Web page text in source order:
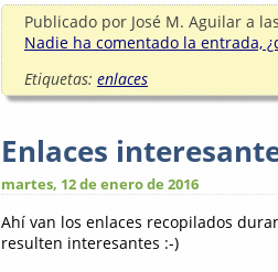
Publicado por José M. Aguilar a
Nadie ha comentado la entrada,
Etiquetas: enlaces
Enlaces
martes, 12 de enero de 2016
Ahí van los enlaces recopilados
resulten interesantes :-)